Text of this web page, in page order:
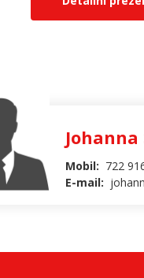
Mobil: 722
E-mail: